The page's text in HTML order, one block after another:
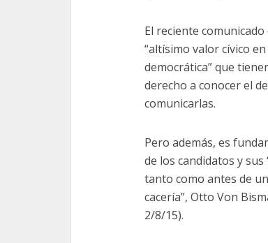
El reciente
“altísimo valor cívico
democrática” que
derecho a conocer el
comunicarlas.
Pero además, es
de los candidatos y sus
tanto como antes de
cacería”, Otto Von
2/8/15).